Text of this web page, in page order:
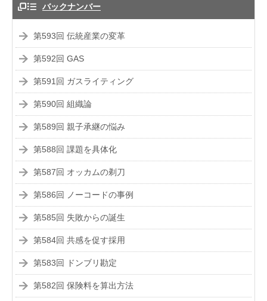
バックナンバー
第593回 伝統産業の変革
第592回 GAS
第591回 ガスライティング
第590回 組織論
第589回 親子承継の悩み
第588回 課題を具体化
第587回 オッカムの剃刀
第586回 ノーコードの事例
第585回 失敗からの誕生
第584回 共感を促す採用
第583回 ドンブリ勘定
第582回 保険料を算出方法